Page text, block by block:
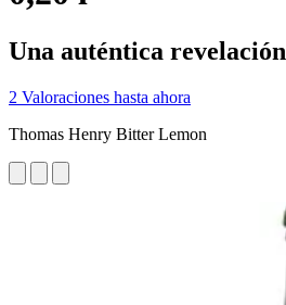
Una auténtica revelación
2 Valoraciones hasta ahora
Thomas Henry Bitter Lemon